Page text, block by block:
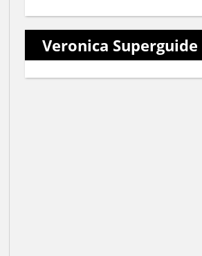
Veronica Superguide